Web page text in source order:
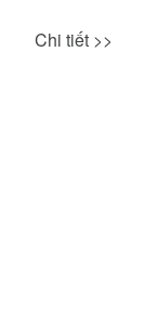
Chi tiết >>